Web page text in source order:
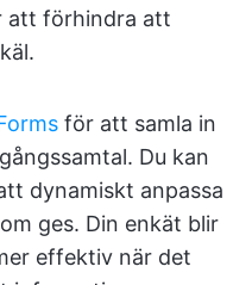
att förhindra att
för att samla in
Du kan
dynamiskt anpassa
ges. Din enkät blir
effektiv när det